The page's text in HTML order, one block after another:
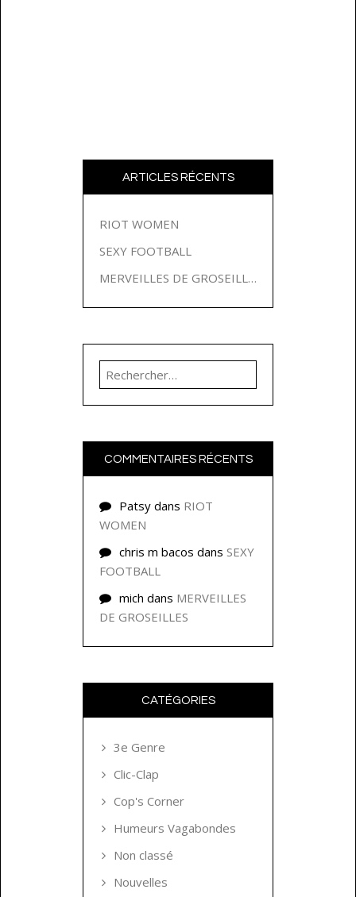
ARTICLES RÉCENTS
RIOT WOMEN
SEXY FOOTBALL
MERVEILLES DE GROSEILLES
Rechercher :
COMMENTAIRES RÉCENTS
Patsy dans RIOT
WOMEN
chris m bacos dans SEXY
FOOTBALL
mich dans MERVEILLES
DE GROSEILLES
CATÉGORIES
3e Genre
Clic-Clap
Cop's Corner
Humeurs Vagabondes
Non classé
Nouvelles